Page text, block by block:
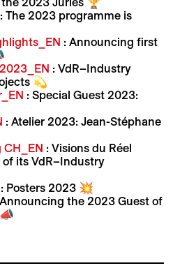
The 2023 programme is
: Announcing first
: VdR–Industry
💫
: Special Guest 2023:
: Atelier 2023: Jean-Stéphane
CH_EN : Visions du Réel
its VdR–Industry
: Posters 2023 💥
the 2023 Guest of